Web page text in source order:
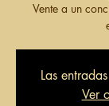
Vente a un
Las
Ver